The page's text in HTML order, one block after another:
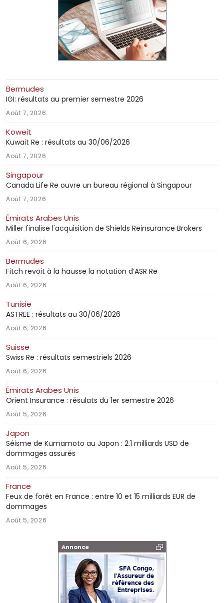
Annonce
Bermudes
IGI: résultats au premier semestre 2026
Août 7, 2026
Koweit
Kuwait Re : résultats au 30/06/2026
Août 7, 2026
Singapour
Canada Life Re ouvre un bureau régional à Singapour
Août 7, 2026
Émirats Arabes Unis
Miller finalise l'acquisition de Shields Reinsurance Brokers
Août 6, 2026
Bermudes
Fitch revoit à la hausse la notation d’ASR Re
Août 6, 2026
Tunisie
ASTREE : résultats au 30/06/2026
Août 6, 2026
Suisse
Swiss Re : résultats semestriels 2026
Août 6, 2026
Émirats Arabes Unis
Orient Insurance : résulats du 1er semestre 2026
Août 5, 2026
Japon
Séisme de Kumamoto au Japon : 2.1 milliards USD de
dommages assurés
Août 5, 2026
France
Feux de forêt en France : entre 10 et 15 milliards EUR de
dommages
Août 5, 2026